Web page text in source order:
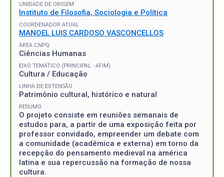
UNIDADE DE ORIGEM
Instituto de Filosofia, Sociologia e Política
COORDENADOR ATUAL
MANOEL LUIS CARDOSO VASCONCELLOS
ÁREA CNPQ
Ciências Humanas
EIXO TEMÁTICO (PRINCIPAL - AFIM)
Cultura / Educação
LINHA DE EXTENSÃO
Patrimônio cultural, histórico e natural
RESUMO
O projeto consiste em reuniões semanais de
estudos para, a partir de uma exposição feita por
professor convidado, empreender um debate com
a comunidade (acadêmica e externa) em torno da
recepção do pensamento medieval na américa
latina e sua repercussão na formação de nossa
cultura.